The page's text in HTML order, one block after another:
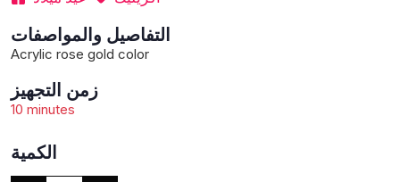
التفاصيل والمواصفات
Acrylic rose gold color
زمن التجهيز
10 minutes
الكمية